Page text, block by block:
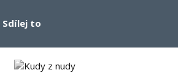
Sdílej to